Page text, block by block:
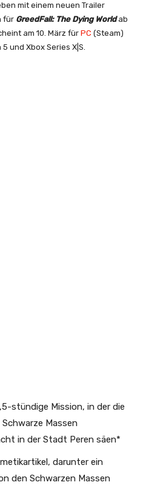
mit einem neuen Trailer
für GreedFall: The Dying World ab
am 10. März für PC (Steam)
und Xbox Series X|S.
stündige Mission, in der die
Massen
in der Stadt Peren säen*
darunter ein
den Schwarzen Massen